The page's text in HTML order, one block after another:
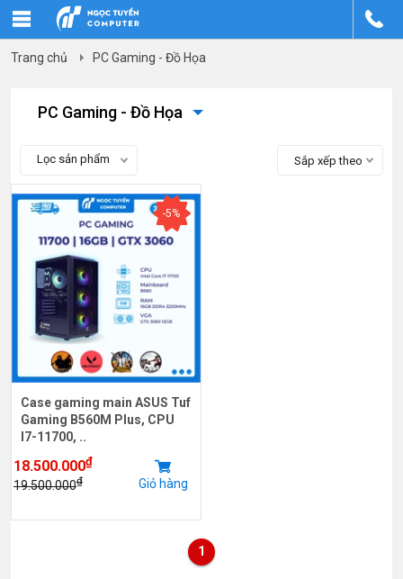
Trang chủ PC Gaming - Đồ Họa
PC Gaming - Đồ Họa
Lọc sản phẩm Sắp xếp theo
-5%
Case gaming main ASUS Tuf
Gaming B560M Plus, CPU
I7-11700, ..
18.500.000₫
19.500.000₫ Giỏ hàng
1